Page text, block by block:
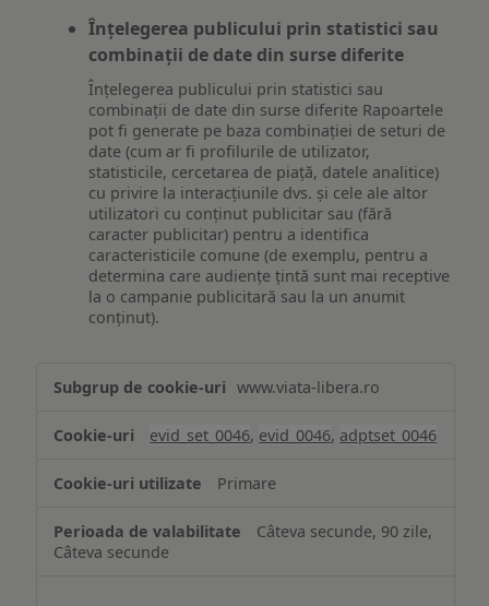
Înțelegerea publicului prin statistici sau
combinații de date din surse diferite
Înțelegerea publicului prin statistici sau
combinații de date din surse diferite Rapoartele
pot fi generate pe baza combinației de seturi de
date (cum ar fi profilurile de utilizator,
statisticile, cercetarea de piață, datele analitice)
cu privire la interacțiunile dvs. și cele ale altor
utilizatori cu conținut publicitar sau (fără
caracter publicitar) pentru a identifica
caracteristicile comune (de exemplu, pentru a
determina care audiențe țintă sunt mai receptive
la o campanie publicitară sau la un anumit
conținut).
www.viata-libera.ro
evid_set_0046, evid_0046, adptset_0046
Primare
Câteva secunde, 90 zile,
Câteva secunde